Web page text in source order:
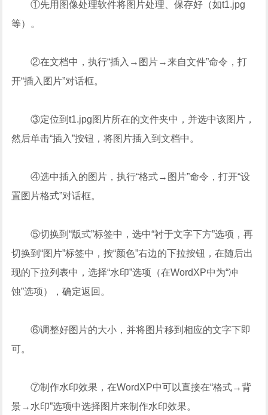
①先用图像处理软件将图片处理、保存好（如t1.jpg
等）。
②在文档中，执行“插入→图片→来自文件”命令，打
开“插入图片”对话框。
③定位到t1.jpg图片所在的文件夹中，并选中该图片，
然后单击“插入”按钮，将图片插入到文档中。
④选中插入的图片，执行“格式→图片”命令，打开“设
置图片格式”对话框。
⑤切换到“版式”标签中，选中“衬于文字下方”选项，再
切换到“图片”标签中，按“颜色”右边的下拉按钮，在随后出
现的下拉列表中，选择“水印”选项（在WordXP中为“冲
蚀”选项），确定返回。
⑥调整好图片的大小，并将图片移到相应的文字下即
可。
⑦制作水印效果，在WordXP中可以直接在“格式→背
景→水印”选项中选择图片来制作水印效果。